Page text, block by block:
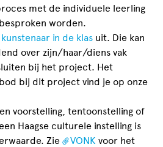
met de individuele leerling
worden.
kunstenaar in de klas uit. Die kan
over zijn/haar/diens vak
bij het project. Het
bij dit project vind je op onze
voorstelling, tentoonstelling of
Haagse culturele instelling is
Zie
VONK voor het